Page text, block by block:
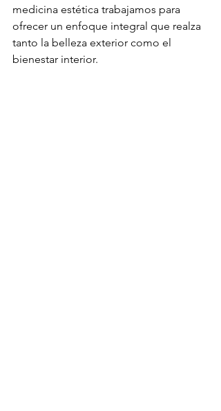
medicina estética trabajamos para
ofrecer un enfoque integral que realza
tanto la belleza exterior como el
bienestar interior.